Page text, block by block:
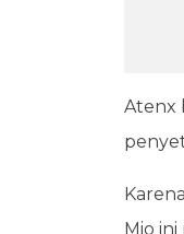
Atenx
Mio